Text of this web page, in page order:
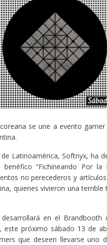
se une a evento
Latinoamérica, Softnyx, ha
“Fichineando Por la
no perecederos y
quienes vivieron una
en el Brandbooth
este próximo sábado 13 de
que deseen llevarse uno